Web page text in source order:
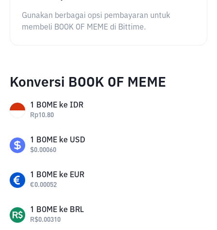
Gunakan berbagai opsi pembayaran untuk
membeli BOOK OF MEME di Bittime.
Konversi BOOK OF MEME
1 BOME ke IDR
Rp10.80
1 BOME ke USD
$0.00060
1 BOME ke EUR
€0.00052
1 BOME ke BRL
R$0.00310